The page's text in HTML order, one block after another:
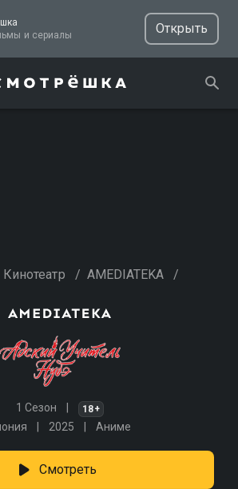
ТВ, фильмы и сериалы
Открыть
Кинотеатр / AMEDIATEKA /
1 Сезон 18+
2025 Аниме
Смотреть